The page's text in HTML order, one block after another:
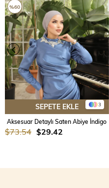
3
SEPETE EKLE
Aksesuar Detaylı Saten Abiye İndigo
$29.42
$73.54
ÜRÜN
%60